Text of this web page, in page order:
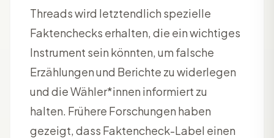
Threads wird letztendlich spezielle
Faktenchecks erhalten, die ein wichtiges
Instrument sein könnten, um falsche
Erzählungen und Berichte zu widerlegen
und die Wähler*innen informiert zu
halten. Frühere Forschungen haben
gezeigt, dass Faktencheck-Label einen